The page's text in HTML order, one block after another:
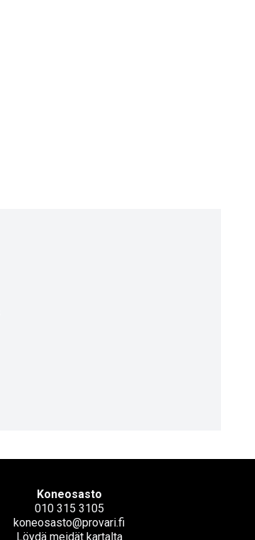
Koneosasto
010 315 3105
koneosasto@provari.fi
Löydä meidät kartalta